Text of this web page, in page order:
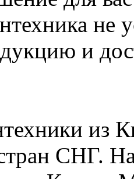
не
и
из
СНГ.